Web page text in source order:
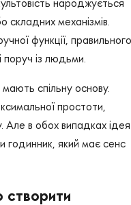
складних механізмів.
функції, правильного
поруч із людьми.
спільну основу.
простоти,
Але в обох випадках ідея
годинник, який має сенс